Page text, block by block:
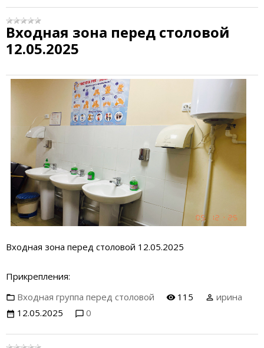
Входная зона перед столовой
12.05.2025
Входная зона перед столовой 12.05.2025
Прикрепления:
Входная группа перед столовой
115
ирина
12.05.2025
0